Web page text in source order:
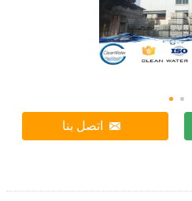
اتصل بنا